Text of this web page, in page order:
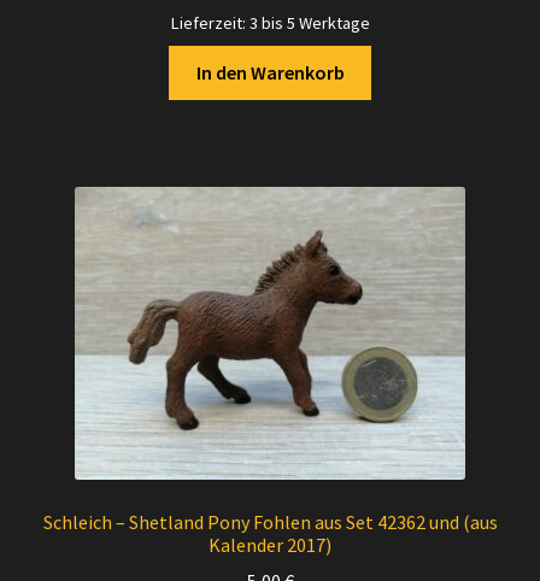
Lieferzeit: 3 bis 5 Werktage
In den Warenkorb
Schleich – Shetland Pony Fohlen aus Set 42362 und (aus
Kalender 2017)